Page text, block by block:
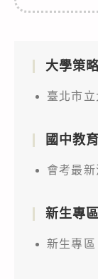
大學策
臺北市立
國中教
會考最新
新生專區
新生專區